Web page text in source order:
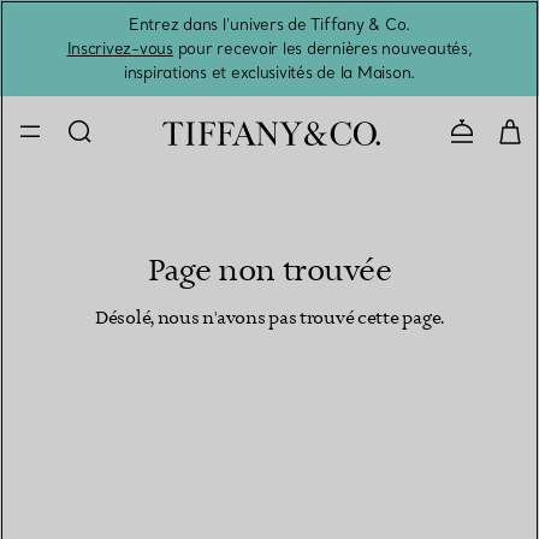
Entrez dans l’univers de Tiffany & Co.
Inscrivez-vouspour recevoir les dernières nouveautés,
inspirations et exclusivités de la Maison.
Page non trouvée
Désolé, nous n'avons pas trouvé cette page.